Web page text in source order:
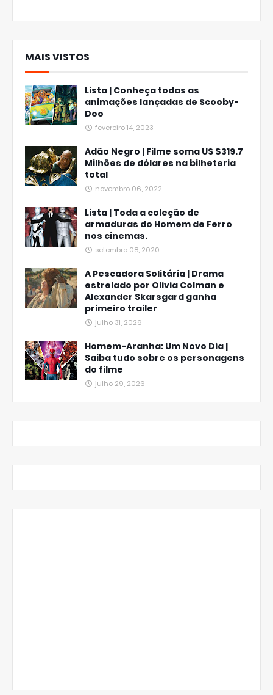
MAIS VISTOS
Lista | Conheça todas as
animações lançadas de Scooby-
Doo
fevereiro 14, 2023
Adão Negro | Filme soma US $319.7
Milhões de dólares na bilheteria
total
novembro 06, 2022
Lista | Toda a coleção de
armaduras do Homem de Ferro
nos cinemas.
setembro 08, 2020
A Pescadora Solitária | Drama
estrelado por Olivia Colman e
Alexander Skarsgard ganha
primeiro trailer
julho 31, 2026
Homem-Aranha: Um Novo Dia |
Saiba tudo sobre os personagens
do filme
julho 29, 2026